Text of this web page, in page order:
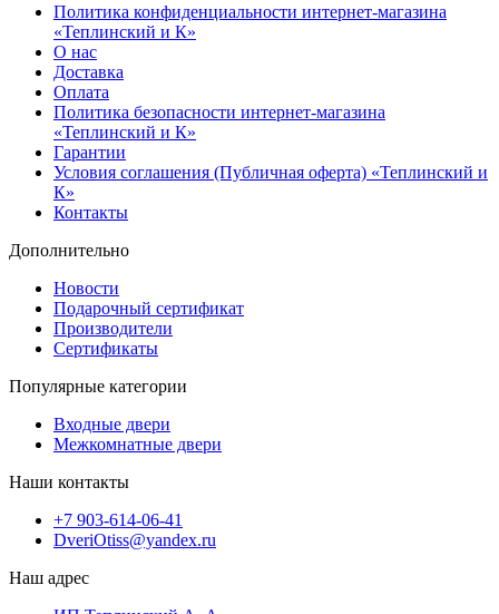
Политика конфиденциальности интернет-магазина
«Теплинский и К»
О нас
Доставка
Оплата
Политика безопасности интернет-магазина
«Теплинский и К»
Гарантии
Условия соглашения (Публичная оферта) «Теплинский и
К»
Контакты
Дополнительно
Новости
Подарочный сертификат
Производители
Сертификаты
Популярные категории
Входные двери
Межкомнатные двери
Наши контакты
+7 903-614-06-41
DveriOtiss@yandex.ru
Наш адрес